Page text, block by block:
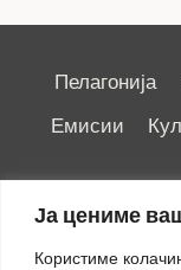
Ја цениме
Користиме
Пелагонија
Емисии